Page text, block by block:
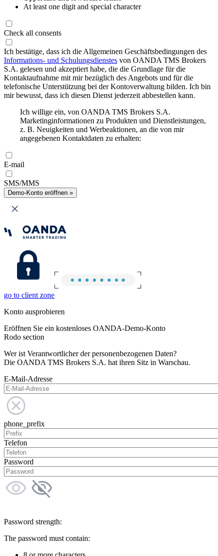
At least one digit and special character
Check all consents
Ich bestätige, dass ich die Allgemeinen Geschäftsbedingungen des
Informations- und Schulungsdienstes von OANDA TMS Brokers
S.A. gelesen und akzeptiert habe, die die Grundlage für die
Kontaktaufnahme mit mir bezüglich des Angebots und für die
telefonische Unterstützung bei der Kontoverwaltung bilden. Ich bin
mir bewusst, dass ich diesen Dienst jederzeit abbestellen kann.
Ich willige ein, von OANDA TMS Brokers S.A.
Marketinginformationen zu Produkten und Dienstleistungen,
z. B. Neuigkeiten und Werbeaktionen, an die von mir
angegebenen Kontaktdaten zu erhalten:
E-mail
SMS/MMS
Demo-Konto eröffnen »
go to client zone
Konto ausprobieren
Eröffnen Sie ein kostenloses OANDA-Demo-Konto
Rodo section
Wer ist Verantwortlicher der personenbezogenen Daten?
Die OANDA TMS Brokers S.A. hat ihren Sitz in Warschau.
E-Mail-Adresse
phone_prefix
Telefon
Password
Password strength:
The password must contain: